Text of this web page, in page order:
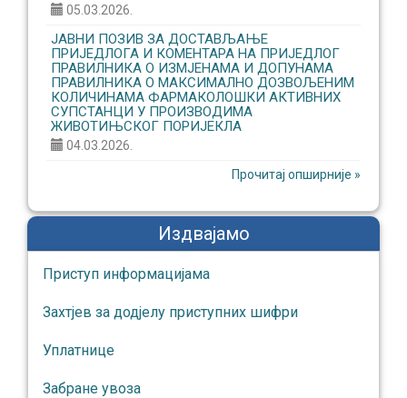
05.03.2026.
ЈАВНИ ПОЗИВ ЗА ДОСТАВЉАЊЕ
ПРИЈЕДЛОГА И КОМЕНТАРА НА ПРИЈЕДЛОГ
ПРАВИЛНИКА О ИЗМЈЕНАМА И ДОПУНАМА
ПРАВИЛНИКА О МАКСИМАЛНО ДОЗВОЉЕНИМ
КОЛИЧИНАМА ФАРМАКОЛОШКИ АКТИВНИХ
СУПСТАНЦИ У ПРОИЗВОДИМА
ЖИВОТИЊСКОГ ПОРИЈЕКЛА
04.03.2026.
Прочитај опширније »
Издвајамо
Приступ информaцијaмa
Захтјев за додјелу приступних шифри
Уплатнице
Забране увоза